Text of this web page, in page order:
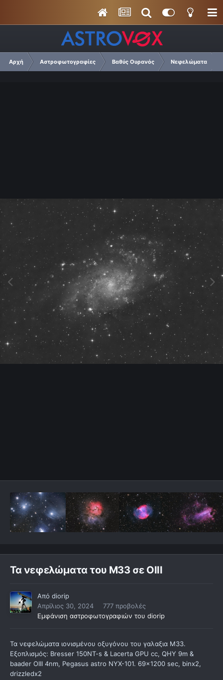
Αρχή Αστροφωτογραφίες Βαθύς Ουρανός Νεφελώματα
Τα νεφελώματα του Μ33 σε OIII
Από diorip
Απρίλιος 30, 2024
777 προβολές
Εμφάνιση αστροφωτογραφιών του diorip
Τα νεφελώματα ιονισμένου οξυγόνου του γαλαξια Μ33.
Εξοπλισμός: Bresser 150NT-s & Lacerta GPU cc, QHY 9m &
baader OIII 4nm, Pegasus astro NYX-101. 69x1200 sec, binx2,
drizzledx2